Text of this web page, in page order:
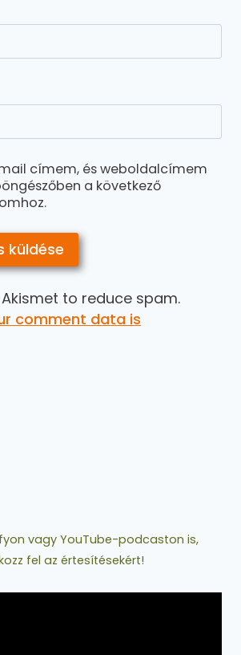
címem, és weboldalcímem
a következő
to reduce spam.
comment data is
vagy YouTube-podcaston is,
fel az értesítésekért!